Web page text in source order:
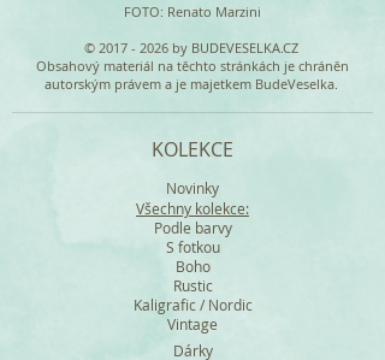
FOTO: Renato Marzini
© 2017 - 2026by BUDEVESELKA.CZ
Obsahový materiál na těchto stránkách je chráněn
autorským právem a je majetkem BudeVeselka.
KOLEKCE
Novinky
Všechny kolekce:
Podle barvy
S fotkou
Boho
Rustic
Kaligrafic / Nordic
Vintage
Dárky